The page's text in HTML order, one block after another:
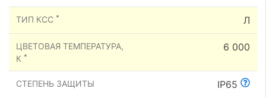
ТИП КСС * Л
ЦВЕТОВАЯ ТЕМПЕРАТУРА,
К *
6 000
СТЕПЕНЬ ЗАЩИТЫ IP65